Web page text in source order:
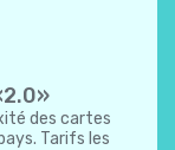
des cartes
Tarifs les